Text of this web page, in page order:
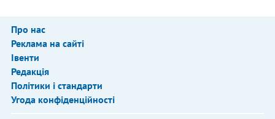
Про нас
Реклама на сайті
Івенти
Редакція
Політики і стандарти
Угода конфіденційності